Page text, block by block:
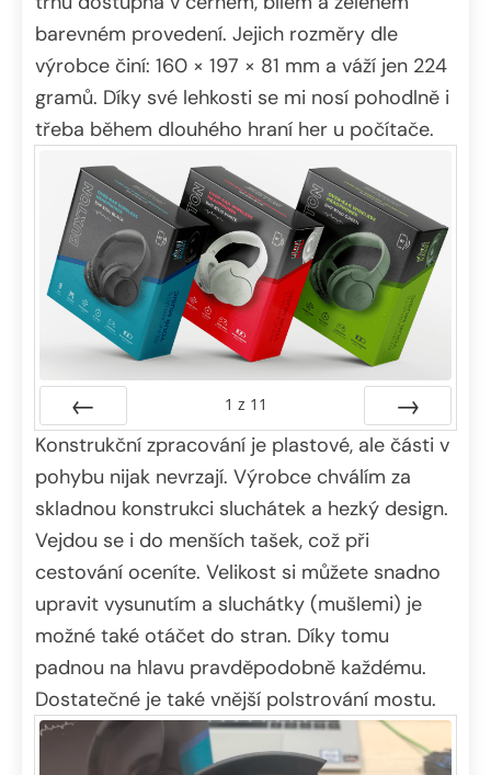
barevném provedení. Jejich rozměry dle
výrobce činí: 160 × 197 × 81 mm a váží jen 224
gramů. Díky své lehkosti se mi nosí pohodlně i
třeba během dlouhého hraní her u počítače.
Předchozí
1 z 11
Další
Konstrukční zpracování je plastové, ale části v
pohybu nijak nevrzají. Výrobce chválím za
skladnou konstrukci sluchátek a hezký design.
Vejdou se i do menších tašek, což při
cestování oceníte. Velikost si můžete snadno
upravit vysunutím a sluchátky (mušlemi) je
možné také otáčet do stran. Díky tomu
padnou na hlavu pravděpodobně každému.
Dostatečné je také vnější polstrování mostu.